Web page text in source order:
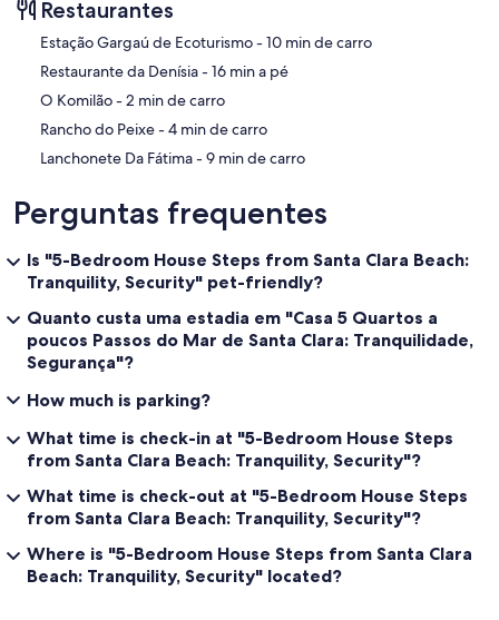
Restaurantes
‪Estação Gargaú de Ecoturismo - ‬10 min de carro
‪Restaurante da Denísia - ‬16 min a pé
‪O Komilão - ‬2 min de carro
‪Rancho do Peixe - ‬4 min de carro
‪Lanchonete Da Fátima - ‬9 min de carro
Perguntas frequentes
Is "5-Bedroom House Steps from Santa Clara Beach:
Tranquility, Security" pet-friendly?
Quanto custa uma estadia em "Casa 5 Quartos a
poucos Passos do Mar de Santa Clara: Tranquilidade,
Segurança"?
How much is parking?
What time is check-in at "5-Bedroom House Steps
from Santa Clara Beach: Tranquility, Security"?
What time is check-out at "5-Bedroom House Steps
from Santa Clara Beach: Tranquility, Security"?
Where is "5-Bedroom House Steps from Santa Clara
Beach: Tranquility, Security" located?